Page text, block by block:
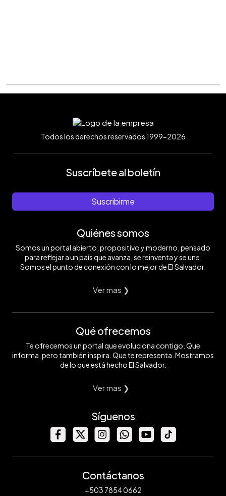
Todos los derechos reservados 1999-2026
Suscríbete al boletín
Suscribirme
Quiénes somos
Somos un portal abierto, propositivo y moderno, pensado
para reflejar a un país que avanza, se reinventa y se une.
Somos el punto de conexión con lo mejor de El Salvador.
Ver mas ❯
Qué ofrecemos
Te ofrecemos un portal que evoluciona contigo. Que
informa, pero también inspira. Que te representa. Mostramos
de lo que está hecho El Salvador.
Ver mas ❯
Síguenos
Contáctanos
+503 7854 0662